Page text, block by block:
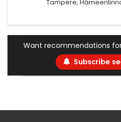
Tampere,
Want recommendations
Subscribe